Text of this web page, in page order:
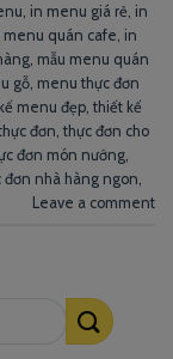
in menu giá rẻ in
menu quán cafe in
mẫu menu quán
gỗ menu thực đơn
menu đẹp thiết kế
đơn thực đơn cho
đơn món nướng
đơn nhà hàng ngon
Leave a comment